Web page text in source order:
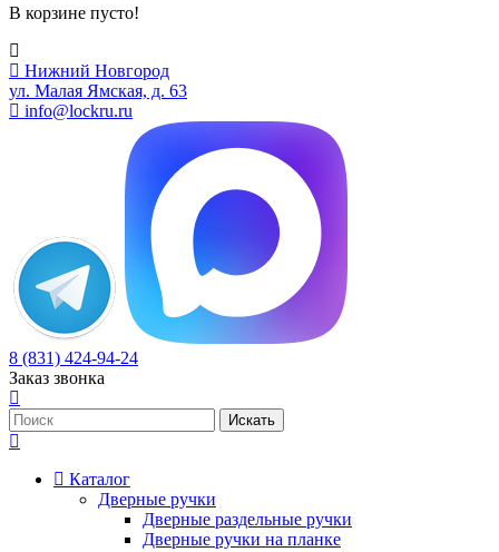
В корзине пусто!
Нижний Новгород
ул. Малая Ямская, д. 63
info@lockru.ru
8 (831) 424-94-24
Заказ звонка
Каталог
Дверные ручки
Дверные раздельные ручки
Дверные ручки на планке